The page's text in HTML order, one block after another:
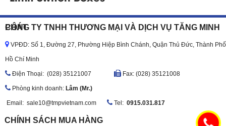
CÔNG TY TNHH THƯƠNG MẠI VÀ DỊCH VỤ TĂNG MINH PHÁT
VPĐD: Số 1, Đường 27, Phường Hiệp Bình Chánh, Quận Thủ Đức, Thành Phố
Hồ Chí Minh
Ðiện Thoại: (028) 35121007 Fax: (028) 35121008
Phòng kinh doanh: Lâm (Mr.)
Email: sale10@tmpvietnam.com Tel: 0915.031.817
CHÍNH SÁCH MUA HÀNG